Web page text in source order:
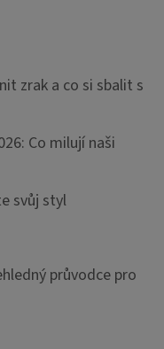
zrak a co si sbalit s
Co milují naši
svůj styl
průvodce pro